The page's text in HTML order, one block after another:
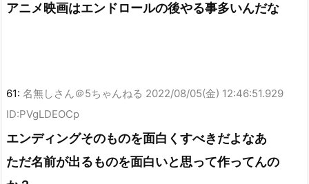
アニメ映画はエンドロールの後やる事多いんだな
61: 名無しさん＠5ちゃんねる 2022/08/05(金) 12:46:51.929
ID:PVgLDEOCp
エンディングそのものを面白くすべきだよなあ
ただ名前が出るものを面白いと思って作ってんの